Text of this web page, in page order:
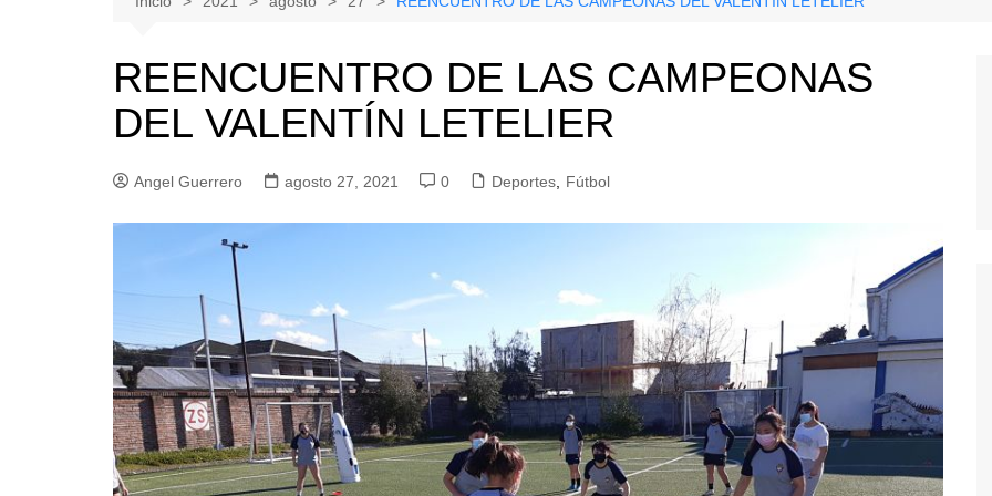
Tenis
Boxeo
Gimnasia
Licantén
Rauco
Sagrada Familia
Teno
REENCUENTRO DE LAS CAMPEONAS
DEL VALENTÍN LETELIER
Angel Guerrero agosto 27, 2021 0 Deportes, Fútbol